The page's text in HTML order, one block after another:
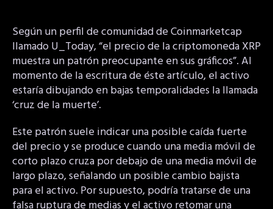
Según un perfil de comunidad de Coinmarketcap
llamado U_Today, “el precio de la criptomoneda XRP
muestra un patrón preocupante en sus gráficos”. Al
momento de la escritura de éste artículo, el activo
estaría dibujando en bajas temporalidades la llamada
‘cruz de la muerte’.
Este patrón suele indicar una posible caída fuerte
del precio y se produce cuando una media móvil de
corto plazo cruza por debajo de una media móvil de
largo plazo, señalando un posible cambio bajista
para el activo. Por supuesto, podría tratarse de una
falsa ruptura de medias y el activo retomar una